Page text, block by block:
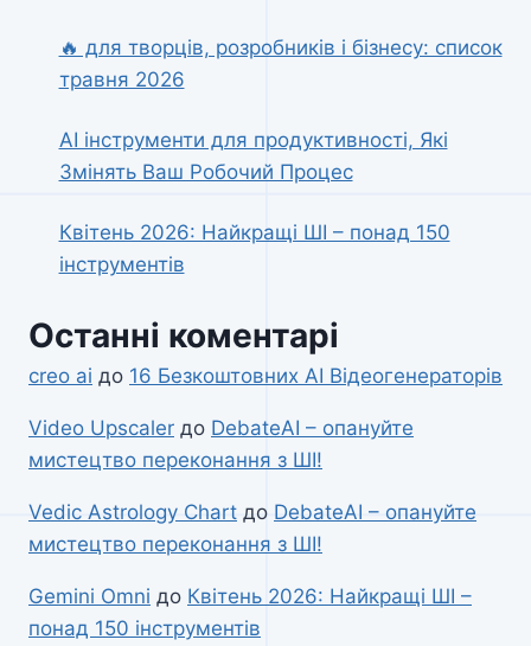
🔥 для творців, розробників і бізнесу: список
травня 2026
AI інструменти для продуктивності, Які
Змінять Ваш Робочий Процес
Квітень 2026: Найкращі ШІ – понад 150
інструментів
Останні коментарі
creo ai до 16 Безкоштовних AI Відеогенераторів
Video Upscaler до DebateAI – опануйте
мистецтво переконання з ШІ!
Vedic Astrology Chart до DebateAI – опануйте
мистецтво переконання з ШІ!
Gemini Omni до Квітень 2026: Найкращі ШІ –
понад 150 інструментів